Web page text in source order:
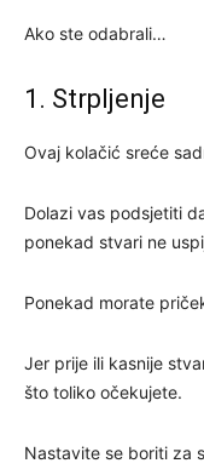
Ako ste odabrali…
1. Strpljenje
Ovaj kolačić sreće
Dolazi vas podsjetiti
ponekad stvari ne
Ponekad morate
Jer prije ili kasnije
što toliko očekujete.
Nastavite se boriti za